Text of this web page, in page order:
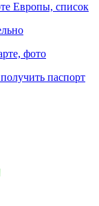
Европы, список
фото
паспорт